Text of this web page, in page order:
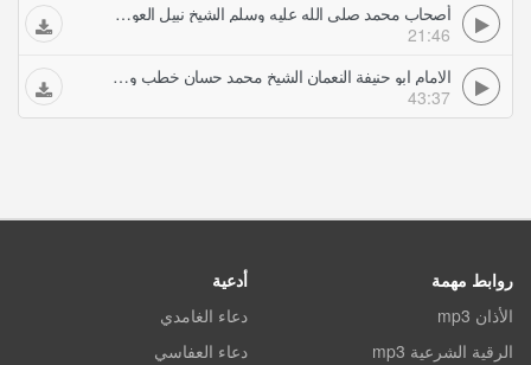
أصحاب محمد صلى الله عليه وسلم الشيخ نبيل العوضي خطب ودروس
21:46
الامام ابو حنيفة النعمان الشيخ محمد حسان خطب ودروس
43:37
روابط مهمة
الأذان mp3
الرقية الشرعية mp3
أدعية
دعاء الغامدي
دعاء العفاسي